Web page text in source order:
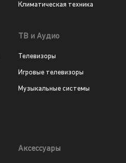
Климатическая техника
ТВ и Аудио
Телевизоры
Игровые телевизоры
Музыкальные системы
Аксессуары